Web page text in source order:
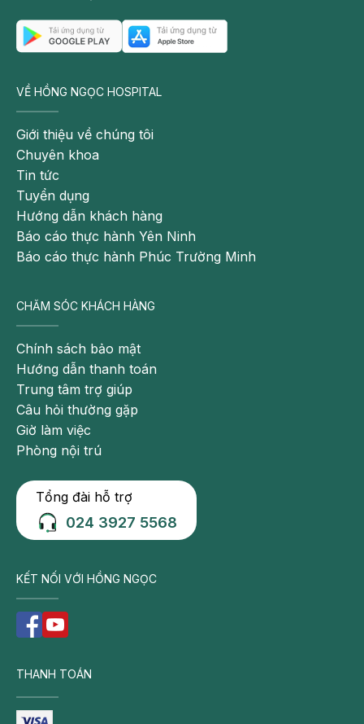
VỀ HỒNG NGỌC HOSPITAL
Giới thiệu về chúng tôi
Chuyên khoa
Tin tức
Tuyển dụng
Hướng dẫn khách hàng
Báo cáo thực hành Yên Ninh
Báo cáo thực hành Phúc Trường Minh
CHĂM SÓC KHÁCH HÀNG
Chính sách bảo mật
Hướng dẫn thanh toán
Trung tâm trợ giúp
Câu hỏi thường gặp
Giờ làm việc
Phòng nội trú
Tổng đài hỗ trợ
024 3927 5568
KẾT NỐI VỚI HỒNG NGỌC
THANH TOÁN